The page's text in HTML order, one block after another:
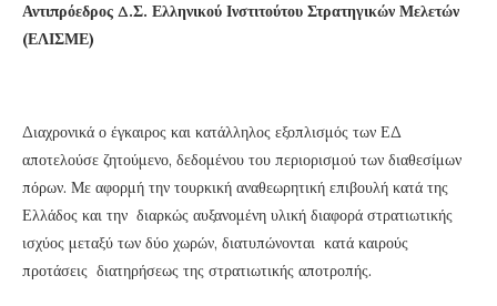
Αντιπρόεδρος Δ.Σ. Ελληνικού Ινστιτούτου Στρατηγικών Μελετών
(ΕΛΙΣΜΕ)
Διαχρονικά ο έγκαιρος και κατάλληλος εξοπλισμός των ΕΔ
αποτελούσε ζητούμενο, δεδομένου του περιορισμού των διαθεσίμων
πόρων. Με αφορμή την τουρκική αναθεωρητική επιβουλή κατά της
Ελλάδος και την διαρκώς αυξανομένη υλική διαφορά στρατιωτικής
ισχύος μεταξύ των δύο χωρών, διατυπώνονται κατά καιρούς
προτάσεις διατηρήσεως της στρατιωτικής αποτροπής.